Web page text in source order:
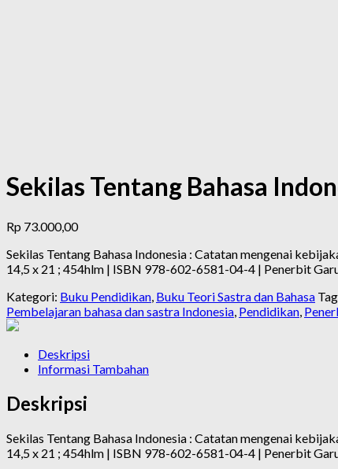
Sekilas Tentang Bahasa
Rp 73.000,00
Sekilas Tentang Bahasa Indonesia : Catatan mengenai
14,5 x 21 ; 454hlm | ISBN 978-602-6581-04-4 | Penerbit
Kategori: Buku Pendidikan, Buku Teori Sastra dan Bahasa
Pembelajaran bahasa dan sastra Indonesia, Pendidikan,
Deskripsi
Informasi Tambahan
Deskripsi
Sekilas Tentang Bahasa Indonesia : Catatan mengenai
14,5 x 21 ; 454hlm | ISBN 978-602-6581-04-4 | Penerbit